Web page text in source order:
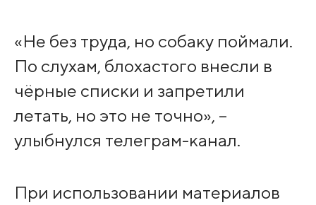
«Не без труда, но собаку поймали.
По слухам, блохастого внесли в
чёрные списки и запретили
летать, но это не точно», –
улыбнулся телеграм-канал.
При использовании материалов